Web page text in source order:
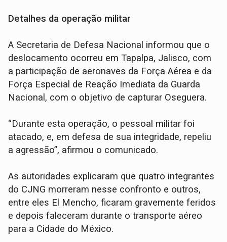
Detalhes da operação militar
A Secretaria de Defesa Nacional informou que o
deslocamento ocorreu em Tapalpa, Jalisco, com
a participação de aeronaves da Força Aérea e da
Força Especial de Reação Imediata da Guarda
Nacional, com o objetivo de capturar Oseguera.
“Durante esta operação, o pessoal militar foi
atacado, e, em defesa de sua integridade, repeliu
a agressão”, afirmou o comunicado.
As autoridades explicaram que quatro integrantes
do CJNG morreram nesse confronto e outros,
entre eles El Mencho, ficaram gravemente feridos
e depois faleceram durante o transporte aéreo
para a Cidade do México.